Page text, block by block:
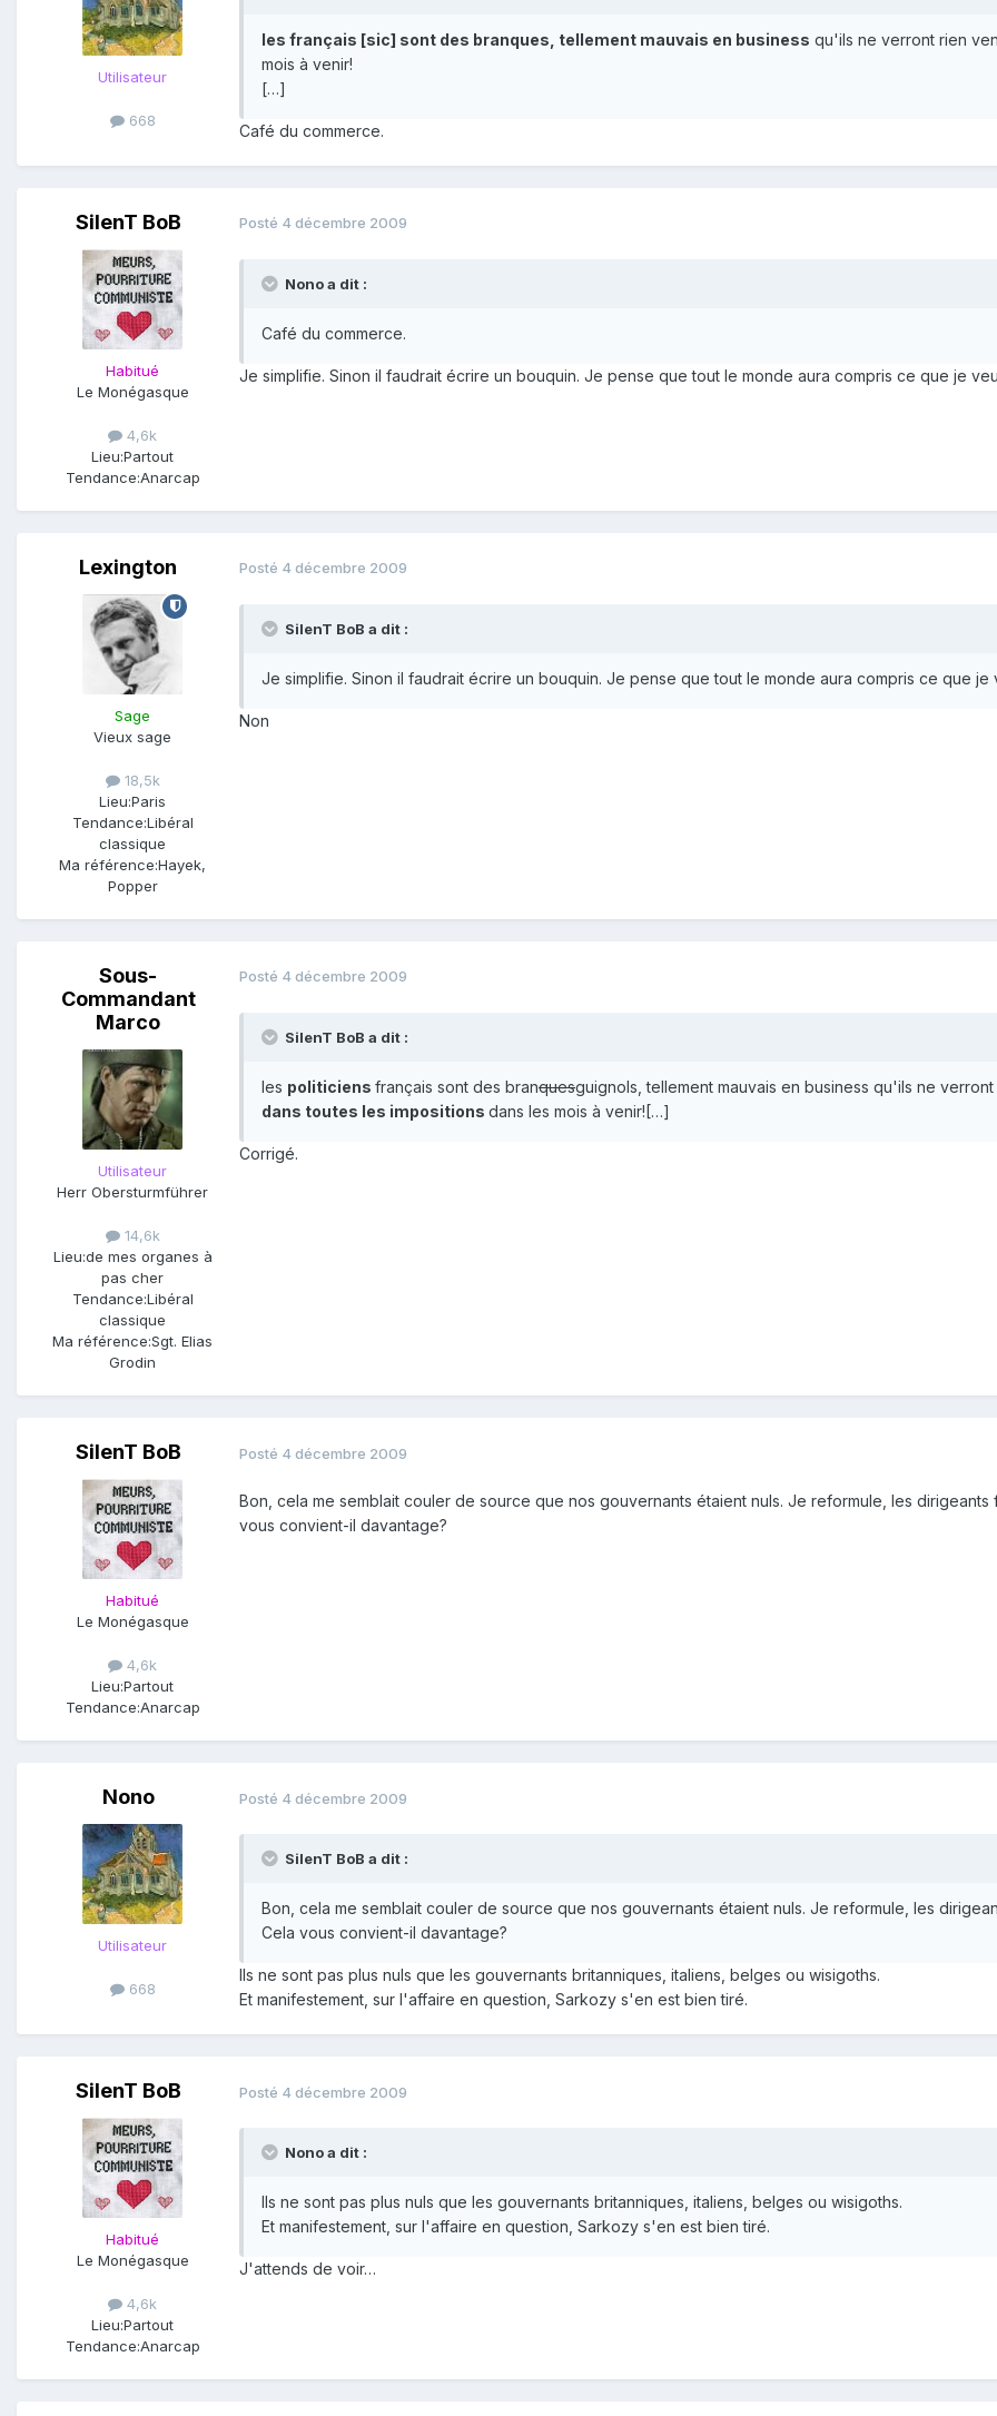
Utilisateur
668
les français [sic] sont des branques, tellement mauvais en business qu'ils ne verront rien
mois à venir!
[…]
Café du commerce.
SilenT BoB
Habitué
Le Monégasque
4,6k
Lieu:Partout
Tendance:Anarcap
Posté 4 décembre 2009
Nono a dit :
Café du commerce.
Je simplifie. Sinon il faudrait écrire un bouquin. Je pense que tout le monde aura compris ce que je
Lexington
Sage
Vieux sage
18,5k
Lieu:Paris
Tendance:Libéral
classique
Ma référence:Hayek,
Popper
Posté 4 décembre 2009
SilenT BoB a dit :
Je simplifie. Sinon il faudrait écrire un bouquin. Je pense que tout le monde aura compris ce que je
Non
Sous-
Commandant
Marco
Utilisateur
Herr Obersturmführer
14,6k
Lieu:de mes organes à
pas cher
Tendance:Libéral
classique
Ma référence:Sgt. Elias
Grodin
Posté 4 décembre 2009
SilenT BoB a dit :
les politiciens français sont des branquesguignols, tellement mauvais en business qu'ils ne
dans toutes les impositions dans les mois à venir![…]
Corrigé.
SilenT BoB
Habitué
Le Monégasque
4,6k
Lieu:Partout
Tendance:Anarcap
Posté 4 décembre 2009
Bon, cela me semblait couler de source que nos gouvernants étaient nuls. Je reformule, les
vous convient-il davantage?
Nono
Utilisateur
668
Posté 4 décembre 2009
SilenT BoB a dit :
Bon, cela me semblait couler de source que nos gouvernants étaient nuls. Je reformule, les
Cela vous convient-il davantage?
Ils ne sont pas plus nuls que les gouvernants britanniques, italiens, belges ou wisigoths.
Et manifestement, sur l'affaire en question, Sarkozy s'en est bien tiré.
SilenT BoB
Habitué
Le Monégasque
4,6k
Lieu:Partout
Tendance:Anarcap
Posté 4 décembre 2009
Nono a dit :
Ils ne sont pas plus nuls que les gouvernants britanniques, italiens, belges ou wisigoths.
Et manifestement, sur l'affaire en question, Sarkozy s'en est bien tiré.
J'attends de voir…